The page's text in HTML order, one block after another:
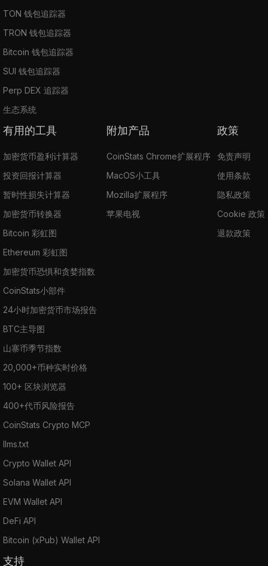
TON 钱包追踪器
TRON 钱包追踪器
Bitcoin 钱包追踪器
SUI 钱包追踪器
Perp DEX 追踪器
生态系统
有用的工具
加密货币盈利计算器
投资回报计算器
暂时性损失计算器
加密货币转换器
Bitcoin 彩虹图
Ethereum 彩虹图
加密货币恐惧和贪婪指数
CoinStats小部件
24小时加密货币市场报告
BTC主导图
山寨币季节指数
20,000+币种实时价格
100+ 区块浏览器
400+代币风险报告
CoinStats Crypto MCP
llms.txt
Crypto Wallet API
Solana Wallet API
EVM Wallet API
DeFi API
Bitcoin (xPub) Wallet API
附加产品
CoinStats Chrome扩展程序
MacOS小工具
Mozilla扩展程序
苹果电视
政策
免责声明
使用条款
隐私政策
Cookie 政策
退款政策
支持